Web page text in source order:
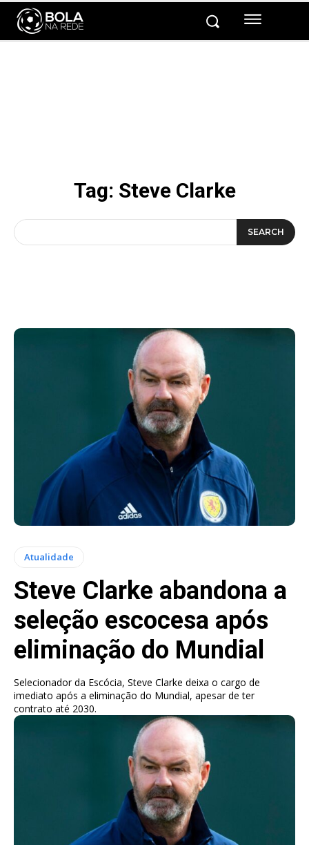
Tag: Steve Clarke
SEARCH
Atualidade
Steve Clarke abandona a
seleção escocesa após
eliminação do Mundial
Selecionador da Escócia, Steve Clarke deixa o cargo de
imediato após a eliminação do Mundial, apesar de ter
contrato até 2030.